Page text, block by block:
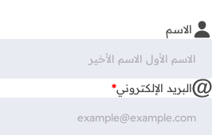
الاسم
البريد الإلكتروني*